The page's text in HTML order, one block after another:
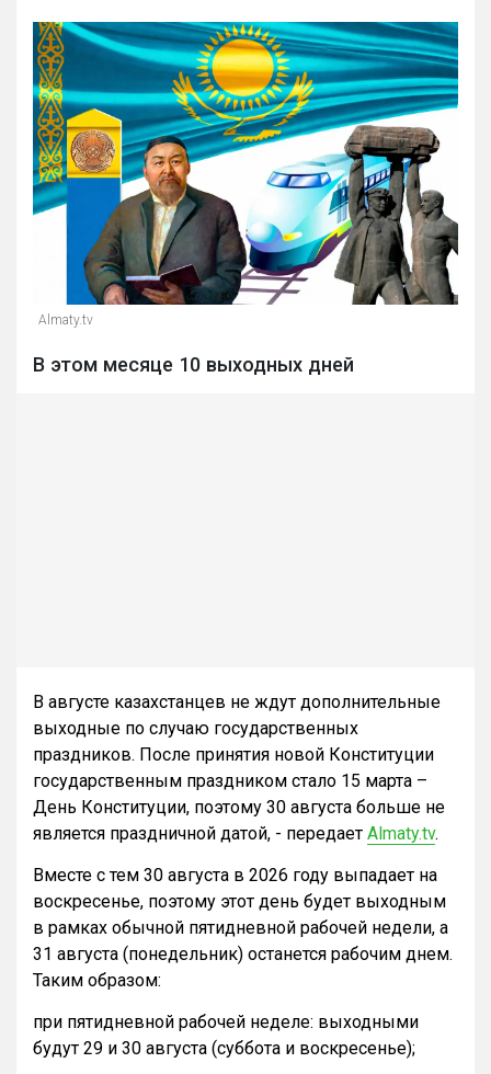
Almaty.tv
В этом месяце 10 выходных дней
В августе казахстанцев не ждут дополнительные
выходные по случаю государственных
праздников. После принятия новой Конституции
государственным праздником стало 15 марта –
День Конституции, поэтому 30 августа больше не
является праздничной датой, - передает Almaty.tv.
Вместе с тем 30 августа в 2026 году выпадает на
воскресенье, поэтому этот день будет выходным
в рамках обычной пятидневной рабочей недели, а
31 августа (понедельник) останется рабочим днем.
Таким образом:
при пятидневной рабочей неделе: выходными
будут 29 и 30 августа (суббота и воскресенье);